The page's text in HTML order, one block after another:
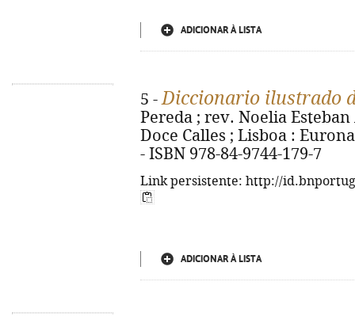
ADICIONAR À LISTA
5 -Diccionario ilustrado
Pereda ; rev. Noelia
Doce Calles ; Lisboa :
- ISBN 978-84-9744-179-7
Link persistente: http://
ADICIONAR À LISTA